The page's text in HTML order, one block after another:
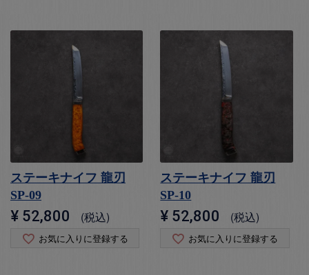
ステーキナイフ 龍刃
SP-09
¥ 52,800 税込
お気に入りに登録する
ステーキナイフ 龍刃
SP-10
¥ 52,800 税込
お気に入りに登録する